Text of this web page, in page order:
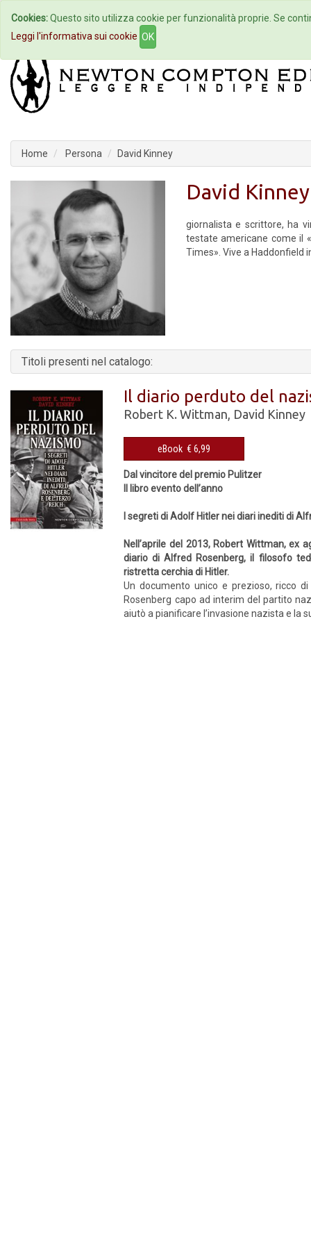
Home Autori Eventi
Home Persona David Kinney
David Kinney
giornalista e scrittore, ha
testate americane come il
Times». Vive a Haddonfield
Titoli presenti nel catalogo:
Il diario perduto del
Robert K. Wittman David Kinney
eBook € 6,99
Dal vincitore del premio Pulitzer
Il libro evento dell’anno
I segreti di Adolf Hitler nei diari inediti di
Nell’aprile del 2013, Robert Wittman, ex
diario di Alfred Rosenberg, il filosofo
ristretta cerchia di Hitler.
Un documento unico e prezioso, ricco
Rosenberg capo ad interim del partito
aiutò a pianificare l’invasione nazista e la
Cookies:Questo sito utilizza cookie per funzionalità proprie. Se
Leggi l'informativa sui cookie OK